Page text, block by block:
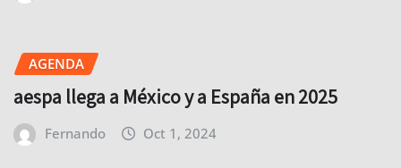
AGENDA
aespa llega a México y a España en 2025
Fernando Oct 1, 2024